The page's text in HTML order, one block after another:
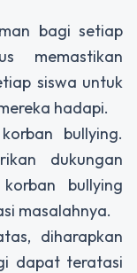
bagi setiap
memastikan
siswa untuk
hadapi.
bullying.
dukungan
bullying
masalahnya.
diharapkan
dapat teratasi